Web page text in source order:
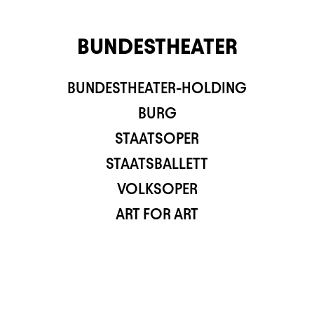
BUNDESTHEATER
BUNDESTHEATER-HOLDING
BURG
STAATSOPER
STAATSBALLETT
VOLKSOPER
ART FOR ART